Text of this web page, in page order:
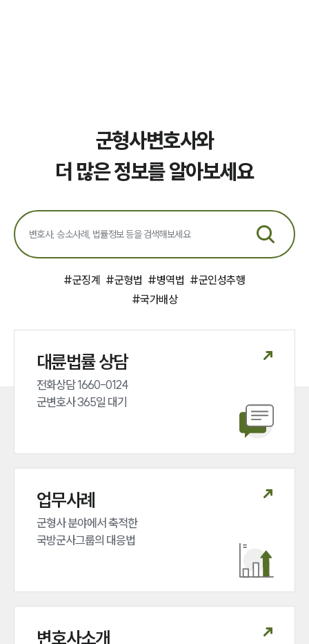
대륜법률상담예약
군형사변호사와
더 많은 정보를 알아보세요
#군징계 #군형법 #병역법 #군인성추행
#국가배상
대륜법률 상담
전화상담 1660-0124
군변호사 365일 대기
업무사례
군형사 분야에서 축적한
국방군사그룹의 대응법
변호사소개